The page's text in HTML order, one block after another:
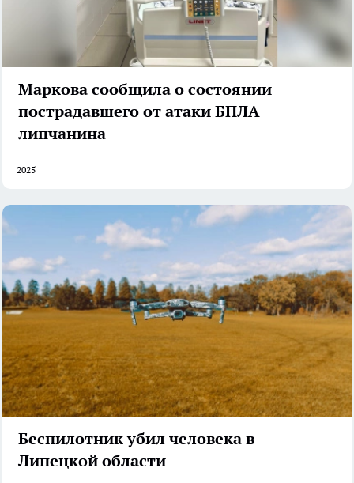
Маркова сообщила о состоянии
пострадавшего от атаки БПЛА
липчанина
2025
Беспилотник убил человека в
Липецкой области